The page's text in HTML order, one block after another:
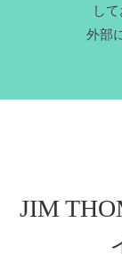
し
外部
JIM